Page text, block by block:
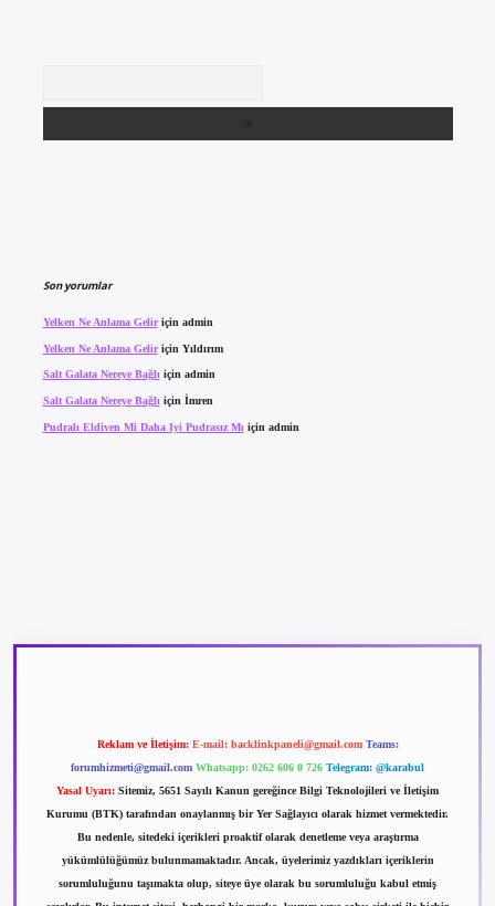
Son yorumlar
Yelken Ne Anlama Geliriçin admin
Yelken Ne Anlama Geliriçin Yıldırım
Salt Galata Nereye Bağlıiçin admin
Salt Galata Nereye Bağlı için İmren
Pudralı Eldiven Mi Daha Iyi Pudrasız Mı için admin
Reklam ve İletişim: E-mail: backlinkpaneli@gmail.com Teams:
forumhizmeti@gmail.com Whatsapp: 0262 606 0 726 Telegram: @karabul
Yasal Uyarı: Sitemiz, 5651 Sayılı Kanun gereğince Bilgi Teknolojileri ve İletişim
Kurumu (BTK) tarafından onaylanmış bir Yer Sağlayıcı olarak hizmet vermektedir.
Bu nedenle, sitedeki içerikleri proaktif olarak denetleme veya araştırma
yükümlülüğümüz bulunmamaktadır. Ancak, üyelerimiz yazdıkları içeriklerin
sorumluluğunu taşımakta olup, siteye üye olarak bu sorumluluğu kabul etmiş